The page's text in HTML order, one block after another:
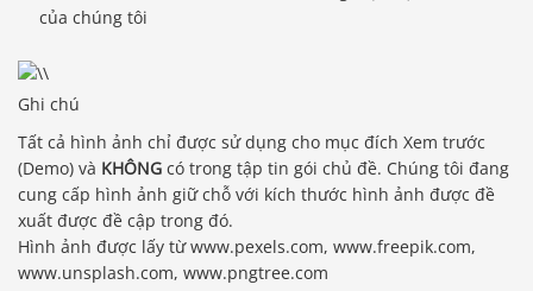
của chúng tôi
Ghi chú
Tất cả hình ảnh chỉ được sử dụng cho mục đích Xem trước
(Demo) và KHÔNG có trong tập tin gói chủ đề. Chúng tôi đang
cung cấp hình ảnh giữ chỗ với kích thước hình ảnh được đề
xuất được đề cập trong đó.
Hình ảnh được lấy từ www.pexels.com, www.freepik.com,
www.unsplash.com, www.pngtree.com